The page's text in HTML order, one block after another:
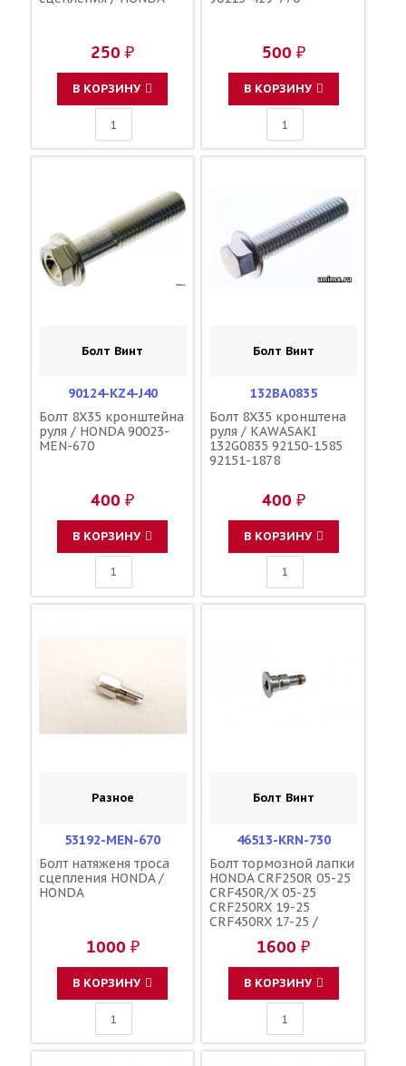
250 ₽
В КОРЗИНУ
500 ₽
В КОРЗИНУ
Болт Винт
90124-KZ4-J40
Болт 8X35 кронштейна
руля / HONDA 90023-
MEN-670
400 ₽
В КОРЗИНУ
Болт Винт
132BA0835
Болт 8X35 кронштена
руля / KAWASAKI
132G0835 92150-1585
92151-1878
400 ₽
В КОРЗИНУ
Разное
53192-MEN-670
Болт натяженя троса
сцепления HONDA /
HONDA
1000 ₽
В КОРЗИНУ
Болт Винт
46513-KRN-730
Болт тормозной лапки
HONDA CRF250R 05-25
CRF450R/X 05-25
CRF250RX 19-25
CRF450RX 17-25 /
1600 ₽
В КОРЗИНУ